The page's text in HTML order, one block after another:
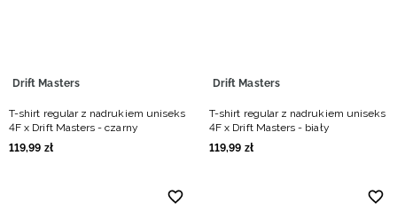
Drift Masters
T-shirt regular z nadrukiem uniseks
4F x Drift Masters - czarny
119,99 zł
Drift Masters
T-shirt regular z nadrukiem uniseks
4F x Drift Masters - biały
119,99 zł